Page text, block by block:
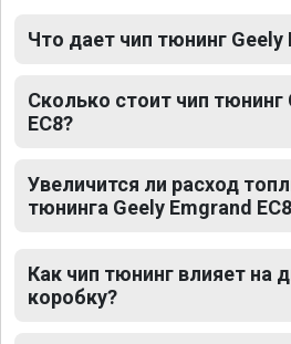
Что дает чип тюнинг Geely
Сколько стоит чип тюнинг
EC8?
Увеличится ли расход
тюнинга Geely Emgrand
Как чип тюнинг влияет на
коробку?